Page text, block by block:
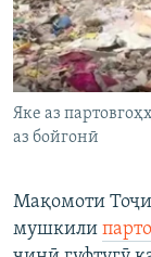
Яке аз
аз бойгонӣ
Мақомоти
мушкили